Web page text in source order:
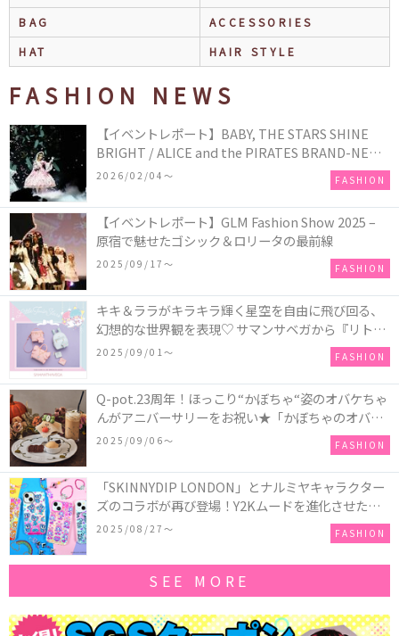
BAG
ACCESSORIES
HAT
HAIR STYLE
FASHION NEWS
【イベントレポート】BABY, THE STARS SHINE
BRIGHT / ALICE and the PIRATES BRAND-NEW
COLLECTION in TOKYO
2026/02/04〜 FASHION
【イベントレポート】GLM Fashion Show 2025 –
原宿で魅せたゴシック＆ロリータの最前線
2025/09/17〜 FASHION
キキ＆ララがキラキラ輝く星空を自由に飛び回る、
幻想的な世界観を表現♡ サマンサベガから『リトル
ツインスターズ』50周年アニバーサリーイヤー』を
2025/09/01〜 FASHION
Q-pot.23周年！ほっこり“かぼちゃ“姿のオバケちゃ
んがアニバーサリーをお祝い★「かぼちゃのオバケ
ーキアクセサリー」が新発売！Q-pot CAFE.では
「かぼちゃのオバケーキプレート」も登場
2025/09/06〜 FASHION
「SKINNYDIP LONDON」とナルミヤキャラクター
ズのコラボが再び登場！Y2Kムードを進化させた新
作コレクションを発売♪
2025/08/27〜 FASHION
SEE MORE